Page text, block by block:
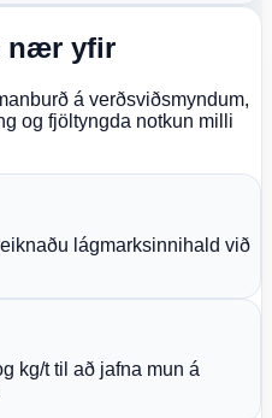
nær yfir
á verðsviðsmyndum,
og fjöltyngda notkun milli
lágmarksinnihald við
kg/t til að jafna mun á